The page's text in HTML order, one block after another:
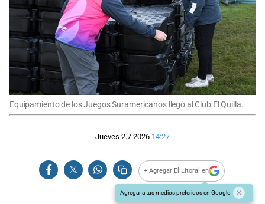
Equipamiento de los Juegos Suramericanos llegó al Club El Quilla.
Jueves 2.7.2026 14:27
+ Agregar El Litoral en
Agregar a tus medios preferidos en Google